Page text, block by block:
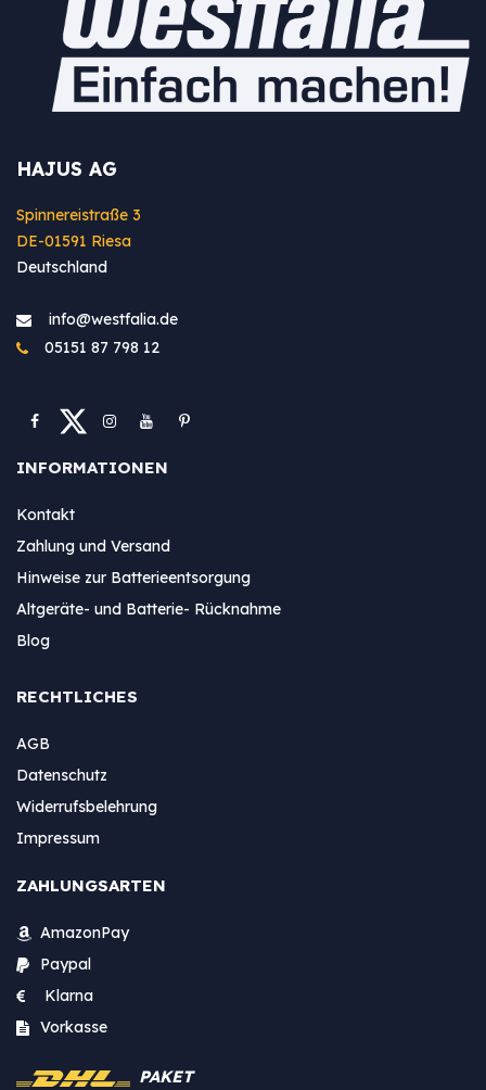
HAJUS AG
Spinnereistraße 3
DE-01591 Riesa
Deutschland
info@westfa​lia.de
05151 87 798 12
INFORMATIONEN
Kontakt
Zahlung und Versand
Hinweise zur Batterieentsorgung
Altgeräte- und Batterie- Rücknahme
Blog
RECHTLICHES
AGB
Datenschutz
Widerrufsbelehrung
Impressum
ZAHLUNGSARTEN
AmazonPay
Paypal
Klarna
Vorkasse
PAKET